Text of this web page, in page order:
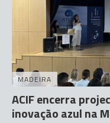
MADEIRA
ACIF encerra
inovação azul na